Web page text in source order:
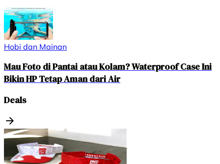
Hobi dan Mainan
Mau Foto di Pantai atau Kolam? Waterproof Case Ini
Bikin HP Tetap Aman dari Air
Deals